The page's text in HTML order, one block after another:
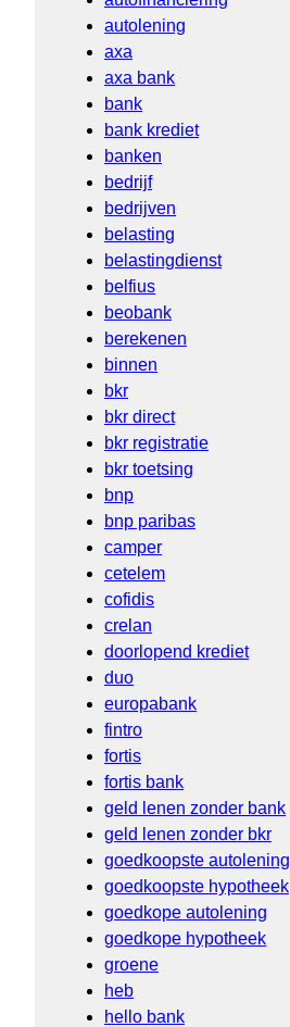
autolening
axa
axa bank
bank
bank krediet
banken
bedrijf
bedrijven
belasting
belastingdienst
belfius
beobank
berekenen
binnen
bkr
bkr direct
bkr registratie
bkr toetsing
bnp
bnp paribas
camper
cetelem
cofidis
crelan
doorlopend krediet
duo
europabank
fintro
fortis
fortis bank
geld lenen zonder bank
geld lenen zonder bkr
goedkoopste autolening
goedkoopste hypotheek
goedkope autolening
goedkope hypotheek
groene
heb
hello bank